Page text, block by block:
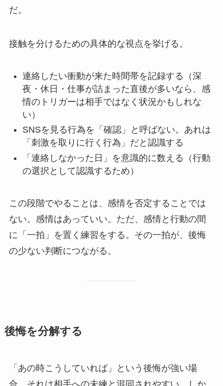
だ。
接触を分けるための具体的な視点を挙げる。
連絡したい衝動が来た時間帯を記録する（深
夜・休日・仕事が詰まった直後が多いなら、感
情のトリガーは相手ではなく状況かもしれな
い）
SNSを見る行為を「確認」と呼ばない。あれは
「刺激を取りに行く行為」だと認識する
「連絡しなかった日」を意識的に数える（行動
の選択として認識するため）
この段階でやることは、感情を否定することでは
ない。感情はあっていい。ただ、感情と行動の間
に「一拍」を置く練習をする。その一拍が、後悔
の少ない判断につながる。
後悔を分解する
「あの時こうしていれば」という後悔が強い場